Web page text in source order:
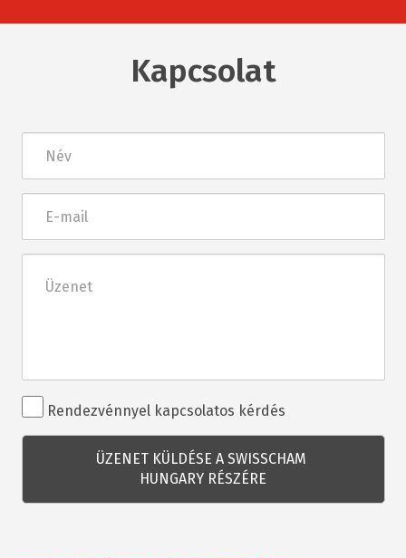
Kapcsolat
mail
Rendezvénnyel
kapcsolatos
kérdés
Rendezvénnyel kapcsolatos kérdés